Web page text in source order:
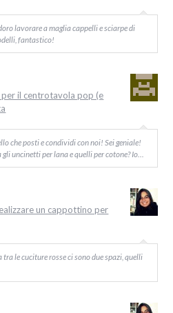
lavorare a maglia cappelli e sciarpe di
fantastico!
il centrotavola pop (e
che posti e condividi con noi! Sei geniale!
uncinetti per lana e quelli per cotone? Io…
un cappottino per
le cuciture rosse ci sono due spazi, quelli